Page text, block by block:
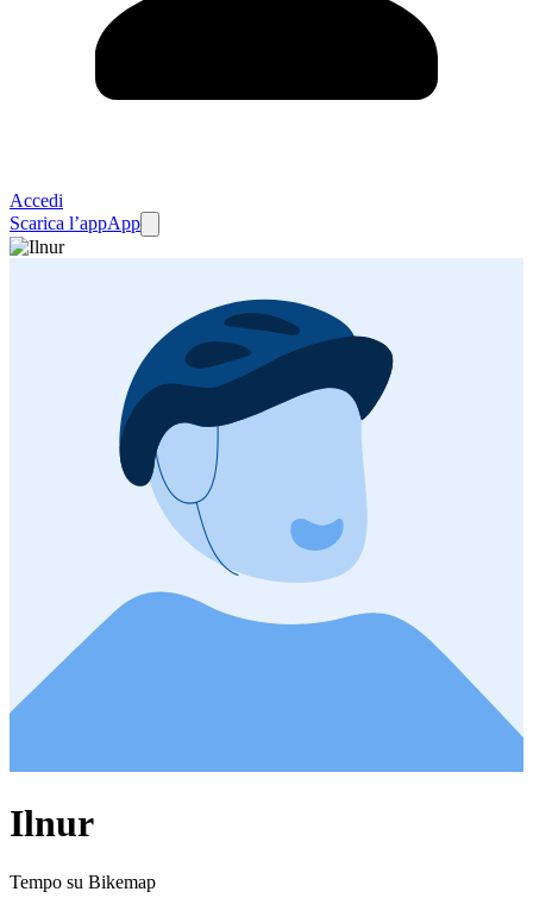
Accedi
Scarica l’appApp
Ilnur
Tempo su Bikemap